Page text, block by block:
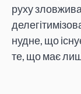
руху
нудне, що
те, що має